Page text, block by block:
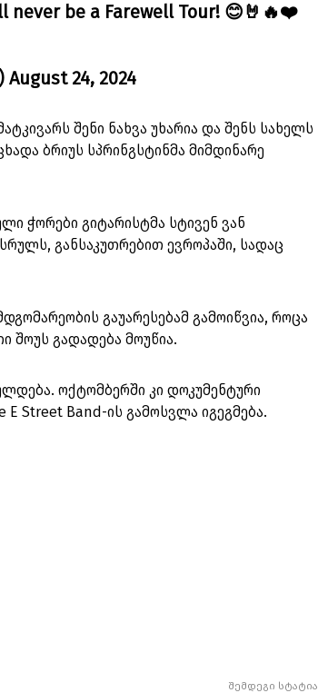
never be a Farewell Tour! 😊🤘🔥❤️
August 24, 2024
შენი ნახვა უხარია და შენს სახელს
ბრიუს სპრინგსტინმა მიმდინარე
ჭორები გიტარისტმა სტივენ ვან
განსაკუთრებით ევროპაში, სადაც
გაუარესებამ გამოიწვია, როცა
შოუს გადადება მოუწია.
ოქტომბერში კი დოკუმენტური
Street Band-ის გამოსვლა იგეგმება.
შემდეგი სტატია